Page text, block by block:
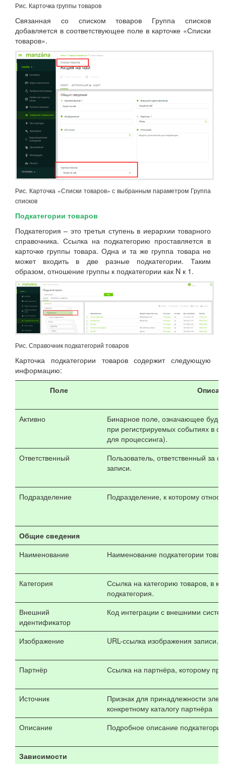
Рис. Карточка группы товаров
Связанная со списком товаров Группа списков
добавляется в соответствующее поле в карточке «Списки
товаров».
Рис. Карточка «Списки товаров» с выбранным параметром Группа
списков
Подкатегории товаров
Подкатегория – это третья ступень в иерархии товарного
справочника. Ссылка на подкатегорию проставляется в
карточке группы товара. Одна и та же группа товара не
может входить в две разные подкатегории. Таким
образом, отношение группы к подкатегории как N к 1.
Рис. Справочник подкатегорий товаров
Карточка подкатегории товаров содержит следующую
информацию:
Поле
Активно
Бинарное поле, означающее будет
при регистрируемых событиях в
для процессинга).
Ответственный
Пользователь, ответственный за
записи.
Подразделение Подразделение, к которому
Общие сведения
Наименование
Наименование подкатегории
Категория
Ссылка на категорию товаров, в
подкатегория.
Внешний
идентификатор
Код интеграции с внешними
Изображение URL-ссылка изображения записи.
Партнёр Ссылка на партнёра, которому
Источник
Признак для принадлежности
конкретному каталогу партнёра
Описание
Подробное описание
Зависимости